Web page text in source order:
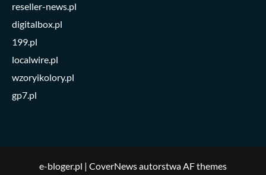
reseller-news.pl
digitalbox.pl
199.pl
localwire.pl
wzoryikolory.pl
gp7.pl
e-bloger.pl | CoverNewsautorstwa AF themes